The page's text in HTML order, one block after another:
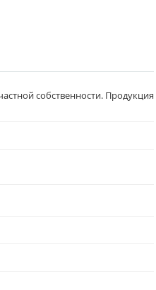
собственности. Продукция